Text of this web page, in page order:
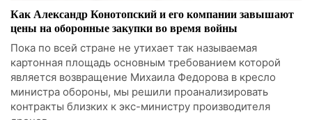
Как Александр Конотопский и его компании завышают
цены на оборонные закупки во время войны
Пока по всей стране не утихает так называемая
картонная площадь основным требованием которой
является возвращение Михаила Федорова в кресло
министра обороны, мы решили проанализировать
контракты близких к экс-министру производителя